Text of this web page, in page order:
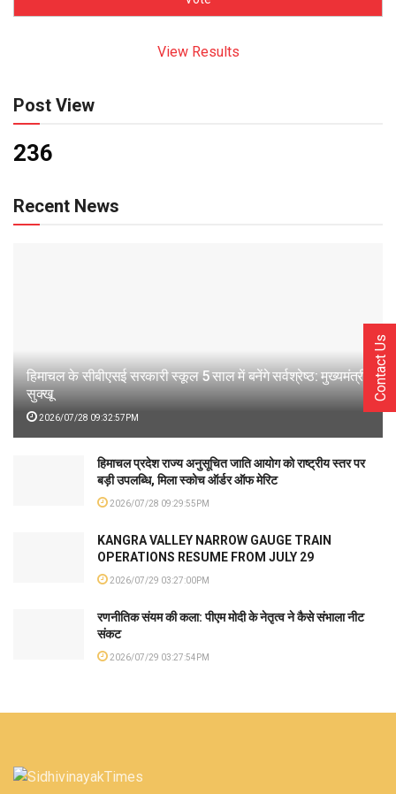
View Results
Post View
236
Recent News
हिमाचल के सीबीएसई सरकारी स्कूल 5 साल में बनेंगे सर्वश्रेष्ठ: मुख्यमंत्री
सुक्खू
2026/07/28 09:32:57PM
हिमाचल प्रदेश राज्य अनुसूचित जाति आयोग को राष्ट्रीय स्तर पर
बड़ी उपलब्धि, मिला स्कोच ऑर्डर ऑफ मेरिट
2026/07/28 09:29:55PM
KANGRA VALLEY NARROW GAUGE TRAIN
OPERATIONS RESUME FROM JULY 29
2026/07/29 03:27:00PM
रणनीतिक संयम की कला: पीएम मोदी के नेतृत्व ने कैसे संभाला नीट
संकट
2026/07/29 03:27:54PM
Contact Us